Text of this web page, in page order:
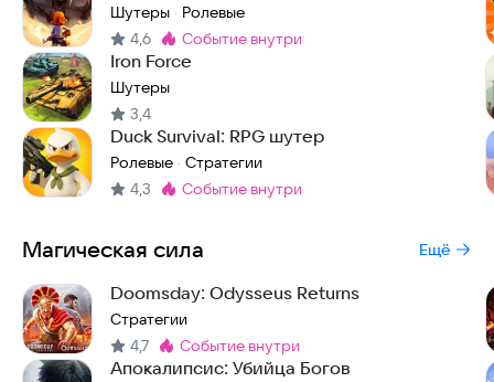
Шутеры · Ролевые
4,6 Метка:
событие внутри
Iron Force
Шутеры
3,4
Duck Survival: RPG шутер
Ролевые · Стратегии
4,3
Метка:
событие внутри
Магическая сила Ещё
Doomsday: Odysseus Returns
Стратегии
4,7 Метка:
событие внутри
Апокалипсис: Убийца Богов